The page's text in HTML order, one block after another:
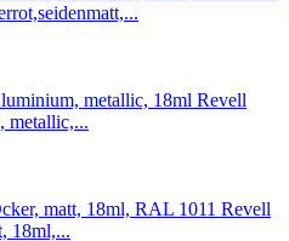
Revell
metallic,...
Revell
18ml,...